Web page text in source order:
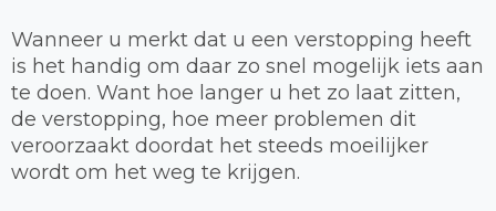
Wanneer u merkt dat u een verstopping heeft
is het handig om daar zo snel mogelijk iets aan
te doen. Want hoe langer u het zo laat zitten,
de verstopping, hoe meer problemen dit
veroorzaakt doordat het steeds moeilijker
wordt om het weg te krijgen.